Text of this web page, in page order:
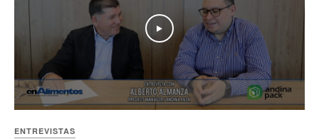
Play
ENTREVISTAS